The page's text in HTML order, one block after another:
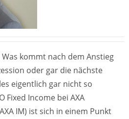
kommt nach dem Anstieg
oder gar die nächste
eigentlich gar nicht so
Fixed Income bei AXA
IM) ist sich in einem Punkt